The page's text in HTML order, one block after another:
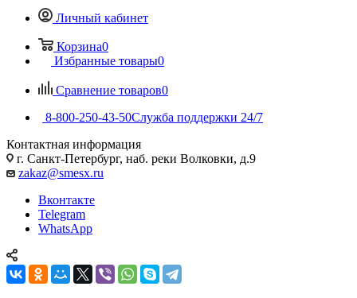
Личный кабинет
Корзина0
Избранные товары0
Сравнение товаров0
8-800-250-43-50Служба поддержки 24/7
Контактная информация
г. Санкт-Петербург, наб. реки Волковки, д.9
zakaz@smesx.ru
Вконтакте
Telegram
WhatsApp